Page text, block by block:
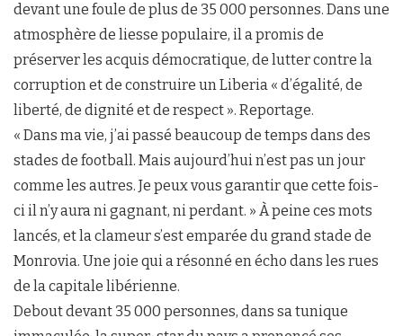
devant une foule de plus de 35 000 personnes. Dans une
atmosphère de liesse populaire, il a promis de
préserver les acquis démocratique, de lutter contre la
corruption et de construire un Liberia « d’égalité, de
liberté, de dignité et de respect ». Reportage.
« Dans ma vie, j’ai passé beaucoup de temps dans des
stades de football. Mais aujourd’hui n’est pas un jour
comme les autres. Je peux vous garantir que cette fois-
ci il n’y aura ni gagnant, ni perdant. » À peine ces mots
lancés, et la clameur s’est emparée du grand stade de
Monrovia. Une joie qui a résonné en écho dans les rues
de la capitale libérienne.
Debout devant 35 000 personnes, dans sa tunique